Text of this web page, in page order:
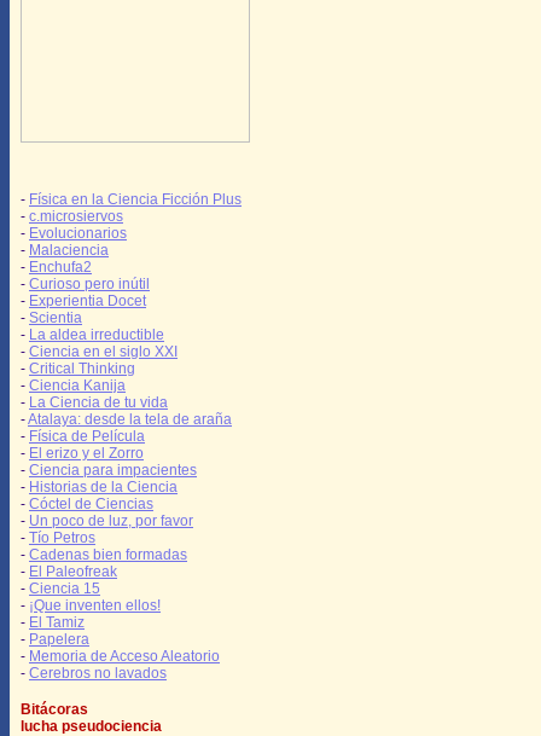
- Física en la Ciencia Ficción Plus
- c.microsiervos
- Evolucionarios
- Malaciencia
- Enchufa2
- Curioso pero inútil
- Experientia Docet
- Scientia
- La aldea irreductible
- Ciencia en el siglo XXI
- Critical Thinking
- Ciencia Kanija
- La Ciencia de tu vida
-Atalaya: desde la tela de araña
- Física de Película
- El erizo y el Zorro
- Ciencia para impacientes
- Historias de la Ciencia
- Cóctel de Ciencias
- Un poco de luz, por favor
- Tío Petros
- Cadenas bien formadas
- El Paleofreak
- Ciencia 15
- ¡Que inventen ellos!
- El Tamiz
- Papelera
- Memoria de Acceso Aleatorio
- Cerebros no lavados
Bitácoras
lucha pseudociencia